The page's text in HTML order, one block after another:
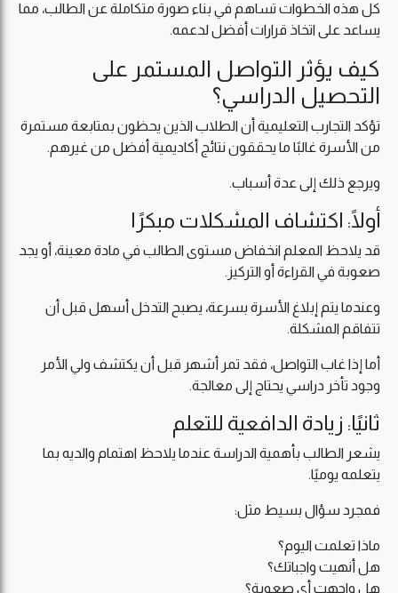
كل هذه الخطوات تساهم في بناء صورة متكاملة عن الطالب، مما
يساعد على اتخاذ قرارات أفضل لدعمه.
كيف يؤثر التواصل المستمر على
التحصيل الدراسي؟
تؤكد التجارب التعليمية أن الطلاب الذين يحظون بمتابعة مستمرة
من الأسرة غالبًا ما يحققون نتائج أكاديمية أفضل من غيرهم.
ويرجع ذلك إلى عدة أسباب.
أولًا: اكتشاف المشكلات مبكرًا
قد يلاحظ المعلم انخفاض مستوى الطالب في مادة معينة، أو يجد
صعوبة في القراءة أو التركيز.
وعندما يتم إبلاغ الأسرة بسرعة، يصبح التدخل أسهل قبل أن
تتفاقم المشكلة.
أما إذا غاب التواصل، فقد تمر أشهر قبل أن يكتشف ولي الأمر
وجود تأخر دراسي يحتاج إلى معالجة.
ثانيًا: زيادة الدافعية للتعلم
يشعر الطالب بأهمية الدراسة عندما يلاحظ اهتمام والديه بما
يتعلمه يوميًا.
فمجرد سؤال بسيط مثل:
ماذا تعلمت اليوم؟
هل أنهيت واجباتك؟
هل واجهت أي صعوبة؟